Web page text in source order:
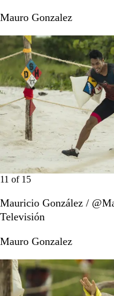
Mauro Gonzalez
11 of 15
Mauricio González /
Televisión
Mauro Gonzalez